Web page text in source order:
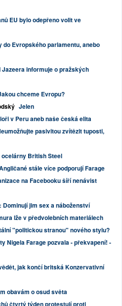
EU bylo odepřeno volit ve
do Evropského parlamentu, anebo
informuje o pražských
chceme Evropu?
Jelen
v Peru aneb naše česká elita
pasivitou zvítězit tuposti,
British Steel
stále více podporují Farage
na Facebooku šíří nenávist
Dominují jim sex a náboženství
lže v předvolebních materiálech
"politickou stranou" nového stylu?
Nigela Farage pozvala - překvapení! -
jak končí britská Konzervativní
obavám o osud světa
čtvrtý týden protestují proti